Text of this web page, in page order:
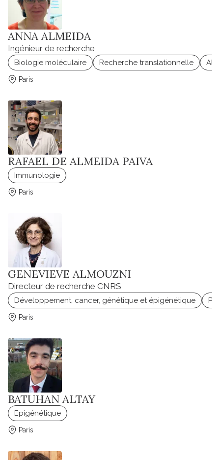
ANNA ALMEIDA
Ingénieur de recherche
Biologie moléculaire Recherche translationnelle
Paris
RAFAEL DE ALMEIDA PAIVA
Immunologie
Paris
GENEVIEVE ALMOUZNI
Directeur de recherche CNRS
Développement, cancer, génétique et épigénétique
Paris
BATUHAN ALTAY
Epigénétique
Paris